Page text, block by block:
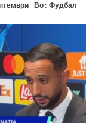
Во : Фудбал